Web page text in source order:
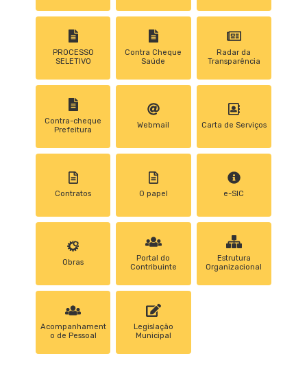
PROCESSO
SELETIVO
Contra Cheque
Saúde
Radar da
Transparência
Contra-cheque
Prefeitura
Webmail Carta de Serviços
Contratos 0 papel e-SIC
Obras
Portal do
Contribuinte
Estrutura
Organizacional
Acompanhament
o de Pessoal
Legislação
Municipal